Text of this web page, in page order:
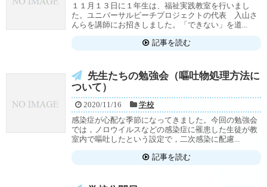
１１月１３日に１年生は、福祉実践教室を行いまし
た。ユニバーサルビーチプロジェクトの代表 入山さ
んらを講師にお招きしました。「できない」を道...
記事を読む
先生たちの勉強会（嘔吐物処理方法に
ついて）
2020/11/16
学校
感染症が心配な季節になってきました。今回の勉強会
では，ノロウイルスなどの感染症に罹患した生徒が教
室内で嘔吐したという設定で，二次感染に配慮...
記事を読む